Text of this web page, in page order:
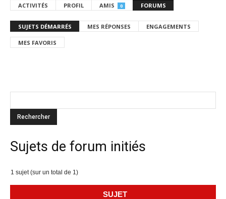
ACTIVITÉS PROFIL AMIS 0 FORUMS
SUJETS DÉMARRÉS MES RÉPONSES ENGAGEMENTS
MES FAVORIS
Sujets de forum initiés
1 sujet (sur un total de 1)
SUJET